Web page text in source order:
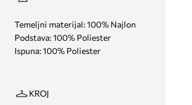
Temeljni materijal: 100% Najlon
Podstava: 100% Poliester
Ispuna: 100% Poliester
KROJ